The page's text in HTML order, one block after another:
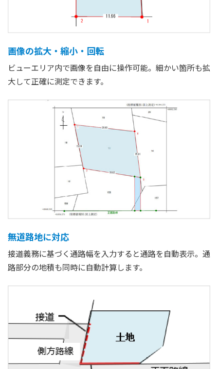
画像の拡大・縮小・回転
ビューエリア内で画像を自由に操作可能。細かい箇所も拡
大して正確に測定できます。
無道路地に対応
接道義務に基づく通路幅を入力すると通路を自動表示。通
路部分の地積も同時に自動計算します。